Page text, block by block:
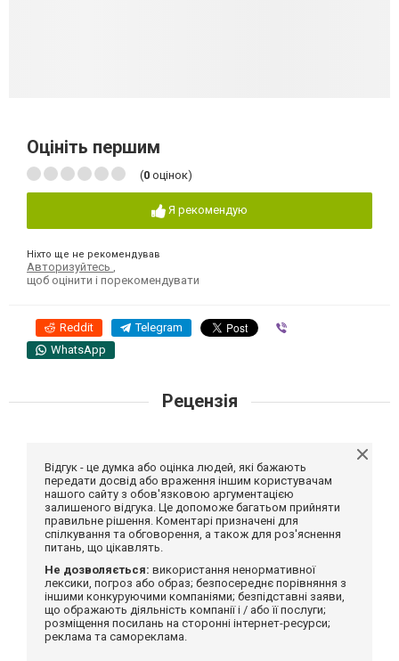
Оцініть першим
(0 оцінок)
Я рекомендую
Ніхто ще не рекомендував
Авторизуйтесь
щоб оцінити і порекомендувати
Reddit Telegram
WhatsApp
Рецензія
Відгук - це думка або оцінка людей, які бажають
передати досвід або враження іншим користувачам
нашого сайту з обов'язковою аргументацією
залишеного відгука. Це допоможе багатьом прийняти
правильне рішення. Коментарі призначені для
спілкування та обговорення, а також для роз'яснення
питань, що цікавлять.
Не дозволяється: використання ненормативної
лексики, погроз або образ; безпосереднє порівняння з
іншими конкуруючими компаніями; безпідставні заяви,
що ображають діяльність компанії і / або її послуги;
розміщення посилань на сторонні інтернет-ресурси;
реклама та самореклама.